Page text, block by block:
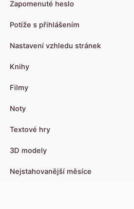
Zapomenuté heslo
Potíže s přihlášením
Nastavení vzhledu stránek
Knihy
Filmy
Noty
Textové hry
3D modely
Nejstahovanější měsíce